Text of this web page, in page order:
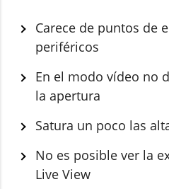
Carece de puntos de
periféricos
En el modo vídeo no
la apertura
Satura un poco las
No es posible ver la
Live View